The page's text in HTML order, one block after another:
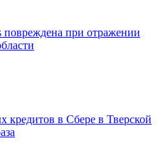
повреждена при отражении
кредитов в Сбере в Тверской